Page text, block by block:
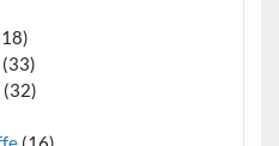
(33)
(32)